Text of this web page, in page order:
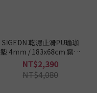
SIGEDN 乾濕止滑PU瑜珈
墊 4mm / 183x68cm 霧野
鈴蘭 仙女墊 花神墊
NT$2,390
NT$4,080